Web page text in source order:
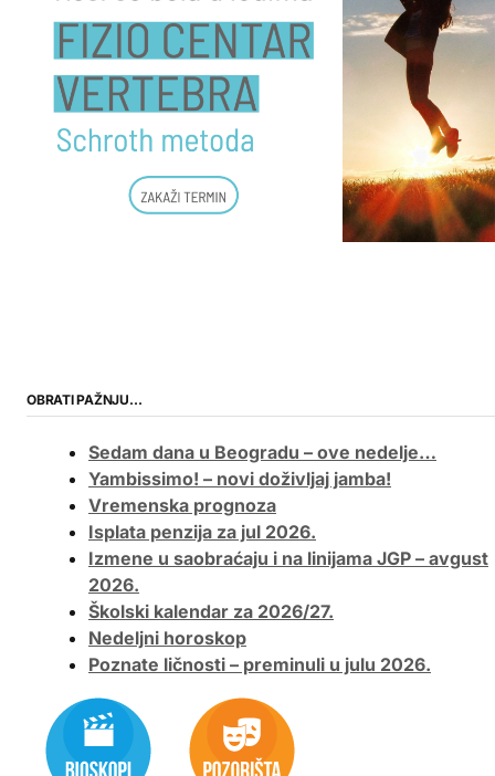
OBRATI PAŽNJU…
Sedam dana u Beogradu – ove nedelje…
Yambissimo! – novi doživljaj jamba!
Vremenska prognoza
Isplata penzija za jul 2026.
Izmene u saobraćaju i na linijama JGP – avgust
2026.
Školski kalendar za 2026/27.
Nedeljni horoskop
Poznate ličnosti – preminuli u julu 2026.